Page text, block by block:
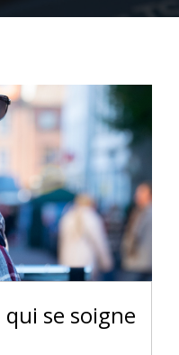
se soigne